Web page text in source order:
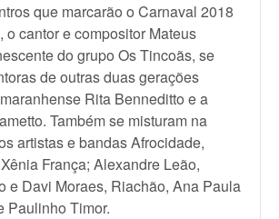
que marcarão o Carnaval 2018
o cantor e compositor Mateus
do grupo Os Tincoãs, se
de outras duas gerações
Rita Benneditto e a
Também se misturam na
artistas e bandas Afrocidade,
França; Alexandre Leão,
e Davi Moraes, Riachão, Ana Paula
Paulinho Timor.